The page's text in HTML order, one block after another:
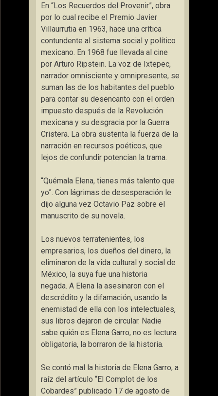
En “Los Recuerdos del Provenir”, obra
por lo cual recibe el Premio Javier
Villaurrutia en 1963, hace una crítica
contundente al sistema social y político
mexicano. En 1968 fue llevada al cine
por Arturo Ripstein. La voz de Ixtepec,
narrador omnisciente y omnipresente, se
suman las de los habitantes del pueblo
para contar su desencanto con el orden
impuesto después de la Revolución
mexicana y su desgracia por la Guerra
Cristera. La obra sustenta la fuerza de la
narración en recursos poéticos, que
lejos de confundir potencian la trama.
“Quémala Elena, tienes más talento que
yo”. Con lágrimas de desesperación le
dijo alguna vez Octavio Paz sobre el
manuscrito de su novela.
Los nuevos terratenientes, los
empresarios, los dueños del dinero, la
eliminaron de la vida cultural y social de
México, la suya fue una historia
negada. A Elena la asesinaron con el
descrédito y la difamación, usando la
enemistad de ella con los intelectuales,
sus libros dejaron de circular. Nadie
sabe quién es Elena Garro, no es lectura
obligatoria, la borraron de la historia.
Se contó mal la historia de Elena Garro, a
raíz del artículo “El Complot de los
Cobardes” publicado 17 de agosto de